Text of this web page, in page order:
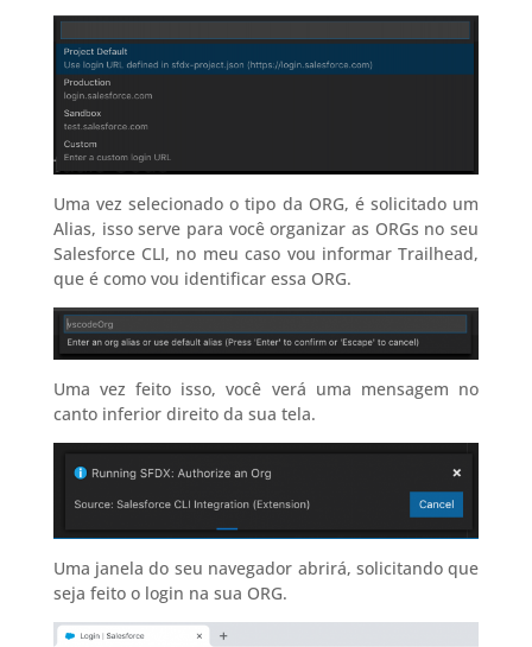
Uma vez selecionado o tipo da ORG, é solicitado um
Alias, isso serve para você organizar as ORGs no seu
Salesforce CLI, no meu caso vou informar Trailhead,
que é como vou identificar essa ORG.
Uma vez feito isso, você verá uma mensagem no
canto inferior direito da sua tela.
Uma janela do seu navegador abrirá, solicitando que
seja feito o login na sua ORG.